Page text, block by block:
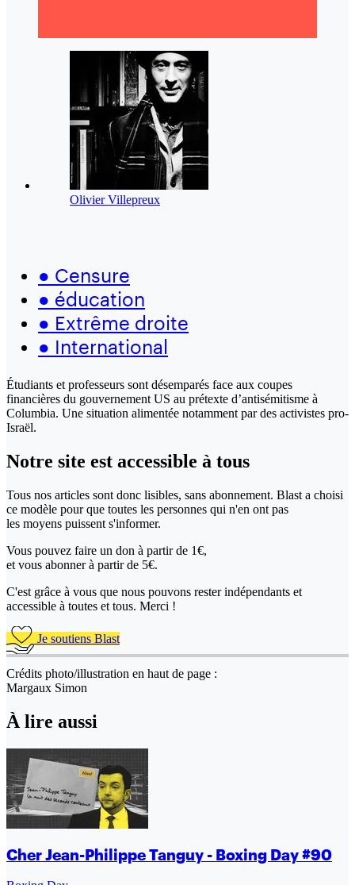
Olivier Villepreux
● Censure
● éducation
● Extrême droite
● International
Étudiants et professeurs sont désemparés face aux coupes
financières du gouvernement US au prétexte d’antisémitisme à
Columbia. Une situation alimentée notamment par des activistes pro-
Israël.
Notre site est accessible à tous
Tous nos articles sont donc lisibles, sans abonnement. Blast a choisi
ce modèle pour que toutes les personnes qui n'en ont pas
les moyens puissent s'informer.
Vous pouvez faire un don à partir de 1€,
et vous abonner à partir de 5€.
C'est grâce à vous que nous pouvons rester indépendants et
accessible à toutes et tous. Merci !
Je soutiens Blast
Crédits photo/illustration en haut de page :
Margaux Simon
À lire aussi
Cher Jean-Philippe Tanguy - Boxing Day #90